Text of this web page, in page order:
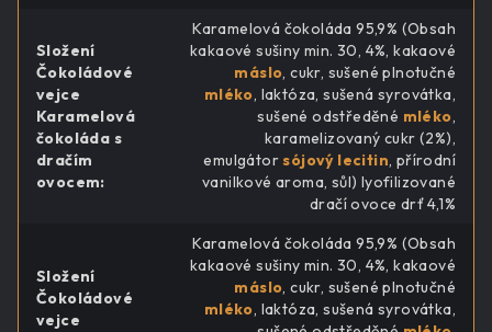
Složení
Čokoládové
vejce
Karamelová
čokoláda s
dračím
ovocem:
Karamelová čokoláda 95,9% (Obsah
kakaové sušiny min. 30, 4%, kakaové
máslo, cukr, sušené plnotučné
mléko, laktóza, sušená syrovátka,
sušené odstředěné mléko,
karamelizovaný cukr (2%),
emulgátorsójový lecitin, přírodní
vanilkové aroma, sůl) lyofilizované
dračí ovoce drť 4,1%
Složení
Čokoládové
vejce
Karamelová čokoláda 95,9% (Obsah
kakaové sušiny min. 30, 4%, kakaové
máslo, cukr, sušené plnotučné
mléko, laktóza, sušená syrovátka,